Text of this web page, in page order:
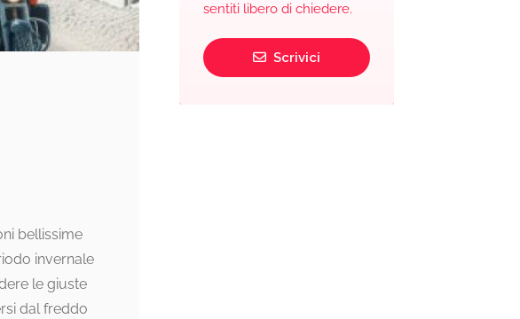
bellissime
invernale
le giuste
dal freddo
sentiti libero di chiedere.
Scrivici